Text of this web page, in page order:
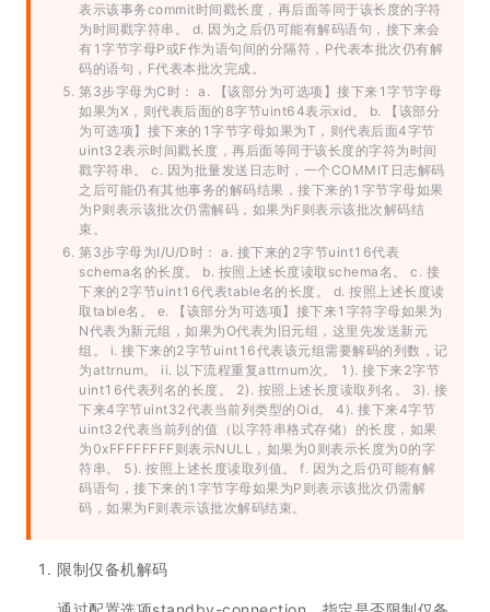
表示该事务commit时间戳长度，再后面等同于该长度的字符
为时间戳字符串。 d. 因为之后仍可能有解码语句，接下来会
有1字节字母P或F作为语句间的分隔符，P代表本批次仍有解
码的语句，F代表本批次完成。
第3步字母为C时： a. 【该部分为可选项】接下来1字节字母
如果为X，则代表后面的8字节uint64表示xid。 b. 【该部分
为可选项】接下来的1字节字母如果为T，则代表后面4字节
uint32表示时间戳长度，再后面等同于该长度的字符为时间
戳字符串。 c. 因为批量发送日志时，一个COMMIT日志解码
之后可能仍有其他事务的解码结果，接下来的1字节字母如果
为P则表示该批次仍需解码，如果为F则表示该批次解码结
束。
第3步字母为I/U/D时： a. 接下来的2字节uint16代表
schema名的长度。 b. 按照上述长度读取schema名。 c. 接
下来的2字节uint16代表table名的长度。 d. 按照上述长度读
取table名。 e. 【该部分为可选项】接下来1字符字母如果为
N代表为新元组，如果为O代表为旧元组，这里先发送新元
组。 i. 接下来的2字节uint16代表该元组需要解码的列数，记
为attrnum。 ii. 以下流程重复attrnum次。 1). 接下来2字节
uint16代表列名的长度。 2). 按照上述长度读取列名。 3). 接
下来4字节uint32代表当前列类型的Oid。 4). 接下来4字节
uint32代表当前列的值（以字符串格式存储）的长度，如果
为0xFFFFFFFF则表示NULL，如果为0则表示长度为0的字
符串。 5). 按照上述长度读取列值。 f. 因为之后仍可能有解
码语句，接下来的1字节字母如果为P则表示该批次仍需解
码，如果为F则表示该批次解码结束。
限制仅备机解码